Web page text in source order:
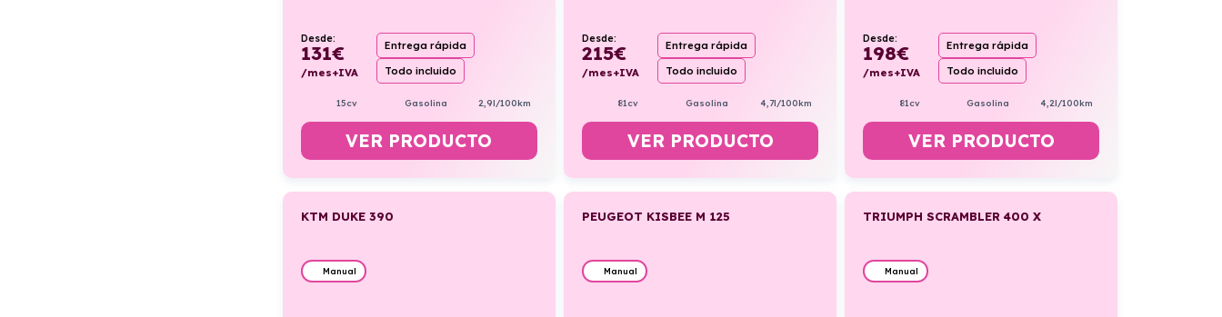
Desde:
131€
/mes+IVA
Entrega rápida
Todo incluido
15cv Gasolina 2,9l/100km
VER PRODUCTO
Desde:
215€
/mes+IVA
Entrega rápida
Todo incluido
81cv Gasolina 4,7l/100km
VER PRODUCTO
Desde:
198€
/mes+IVA
Entrega rápida
Todo incluido
81cv Gasolina 4,2l/100km
VER PRODUCTO
KTM DUKE 390
Manual
PEUGEOT KISBEE M 125
Manual
TRIUMPH SCRAMBLER 400 X
Manual